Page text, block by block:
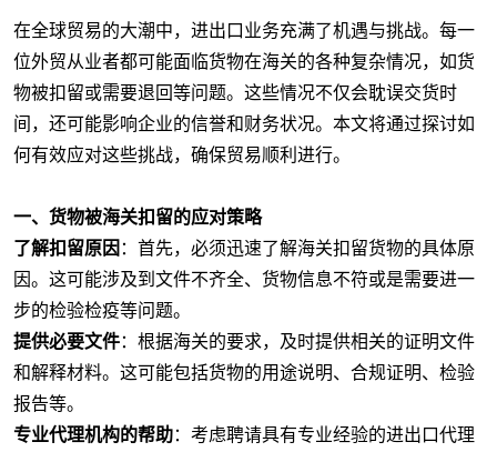
在全球贸易的大潮中，进出口业务充满了机遇与挑战。每一
位外贸从业者都可能面临货物在海关的各种复杂情况，如货
物被扣留或需要退回等问题。这些情况不仅会耽误交货时
间，还可能影响企业的信誉和财务状况。本文将通过探讨如
何有效应对这些挑战，确保贸易顺利进行。
一、货物被海关扣留的应对策略
了解扣留原因：首先，必须迅速了解海关扣留货物的具体原
因。这可能涉及到文件不齐全、货物信息不符或是需要进一
步的检验检疫等问题。
提供必要文件：根据海关的要求，及时提供相关的证明文件
和解释材料。这可能包括货物的用途说明、合规证明、检验
报告等。
专业代理机构的帮助：考虑聘请具有专业经验的进出口代理